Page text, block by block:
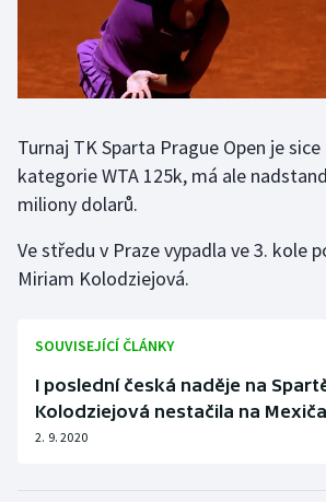
Jezdectví
Judo
Krasobruslení
Lezení
Lyže a snowboard
Motorsport
Olympijské hry
Turnaj TK Sparta Prague Open je
kategorie WTA 125k, má ale
miliony dolarů.
Ve středu v Praze vypadla ve 3. kole
Miriam Kolodziejová.
SOUVISEJÍCÍ ČLÁNKY
I poslední česká naděje na
Kolodziejová nestačila na
2. 9. 2020